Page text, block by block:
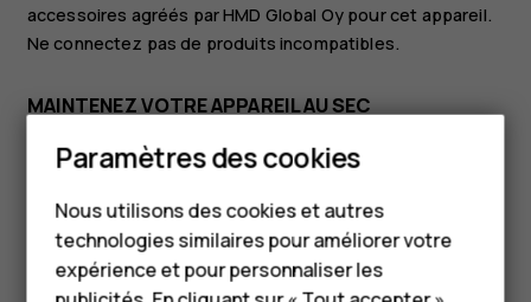
Smartphones
Téléphones classiques
HMD Terra M
accessoires agréés par HMD Global Oy pour cet appareil.
Ne connectez pas de produits incompatibles.
MAINTENEZ VOTRE APPAREIL AU SEC
Si votre appareil est résistant à l'eau, consultez son indice
Paramètres des cookies
Nous utilisons des cookies et autres
technologies similaires pour améliorer votre
expérience et pour personnaliser les